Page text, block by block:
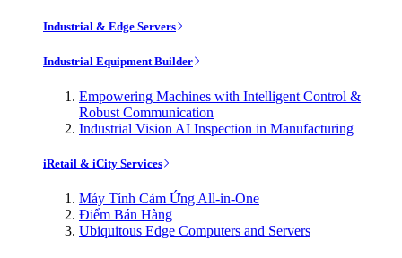
Industrial & Edge Servers
Industrial Equipment Builder
Empowering Machines with Intelligent Control &
Robust Communication
Industrial Vision AI Inspection in Manufacturing
iRetail & iCity Services
Máy Tính Cảm Ứng All-in-One
Điểm Bán Hàng
Ubiquitous Edge Computers and Servers